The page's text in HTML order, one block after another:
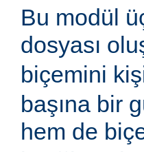
Bu modül
dosyası
biçemini
başına bir
hem de